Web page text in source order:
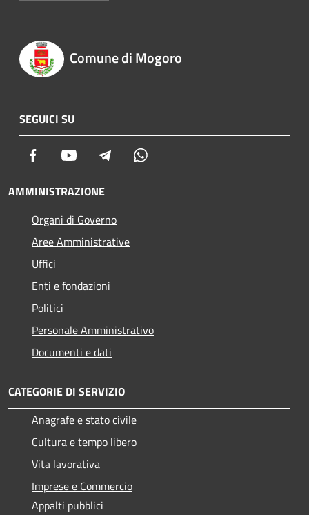
Comune di Mogoro
SEGUICI SU
Facebook Youtube Telegram
AMMINISTRAZIONE
Organi di Governo
Aree Amministrative
Uffici
Enti e fondazioni
Politici
Personale Amministrativo
Documenti e dati
CATEGORIE DI SERVIZIO
Anagrafe e stato civile
Cultura e tempo libero
Vita lavorativa
Imprese e Commercio
Appalti pubblici